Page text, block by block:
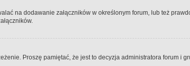
na dodawanie załączników w określonym forum, lub też
Proszę pamiętać, że jest to decyzja administratora forum i